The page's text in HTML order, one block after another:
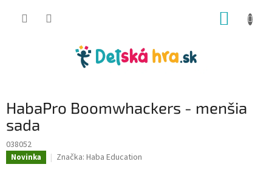
HabaPro Boomwhackers - menšia
sada
038052
Novinka Značka: Haba Education